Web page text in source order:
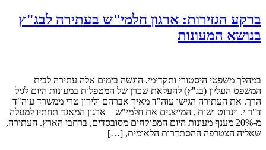
ברקע הגזירות: ארגון חלמי"ש בעתירה לבג"ץ
בנושא המעונות
במהלך משפטי היסטורי ותקדימי, הוגשה בימים אלה עתירה לבית
המשפט העליון (בג"ץ) להעלאת שכרן של המטפלות במעונות היום לגיל
הרך. את העתירה הגישו עוה"ד מאיר אברהם ולירון טרי ממשרד עוה"ד
ד"ר י. וינרוט ושות', המייצגים את חלמי"ש – ארגון המאגד תחתיו למעלה
מ-20% מענף מעונות היום המפוקחים מסובסדים, ברחבי הארץ. העתירה,
שאליה הצטרפה ההסתדרות הלאומית, […]